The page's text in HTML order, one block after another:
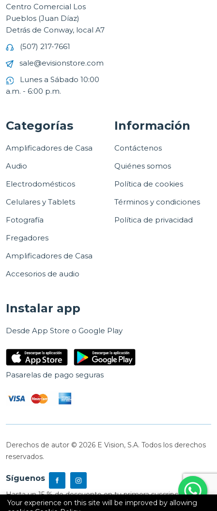
Centro Comercial Los
Pueblos (Juan Díaz)
Detrás de Conway, local A7
(507) 217-7661
sale@evisionstore.com
Lunes a Sábado 10:00
a.m. - 6:00 p.m.
Categorías
Amplificadores de Casa
Audio
Electrodomésticos
Celulares y Tablets
Fotografía
Fregadores
Amplificadores de Casa
Accesorios de audio
Información
Contáctenos
Quiénes somos
Política de cookies
Términos y condiciones
Política de privacidad
Instalar app
Desde App Store o Google Play
Pasarelas de pago seguras
Derechos de autor © 2026 E Vision, S.A. Todos los derechos
reservados.
Síguenos
Hasta un 15 % de descuento en tu primera suscripción
Your experience on this site will be improved by allowing